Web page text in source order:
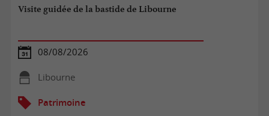
Visite guidée de la bastide de Libourne
08/08/2026
Libourne
Patrimoine